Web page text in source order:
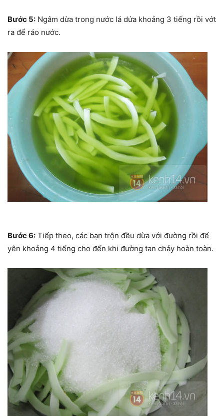
Bước 5: Ngâm dừa trong nước lá dứa khoảng 3 tiếng rồi vớt
ra để ráo nước.
Bước 6: Tiếp theo, các bạn trộn đều dừa với đường rồi để
yên khoảng 4 tiếng cho đến khi đường tan chảy hoàn toàn.